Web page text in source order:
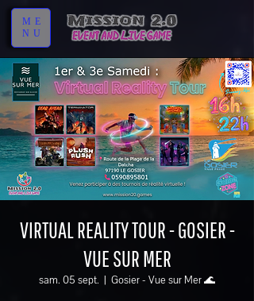
ME
NU
VIRTUAL REALITY TOUR - GOSIER -
VUE SUR MER
sam. 05 sept.
  |
Gosier - Vue sur Mer 🌊